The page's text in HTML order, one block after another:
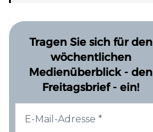
Tragen Sie sich für den
wöchentlichen
Medienüberblick - den
Freitagsbrief - ein!